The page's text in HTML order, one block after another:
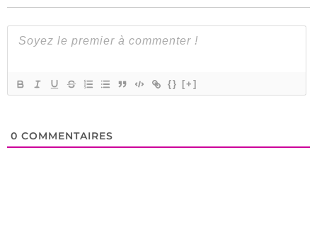
{} [+]
0 COMMENTAIRES